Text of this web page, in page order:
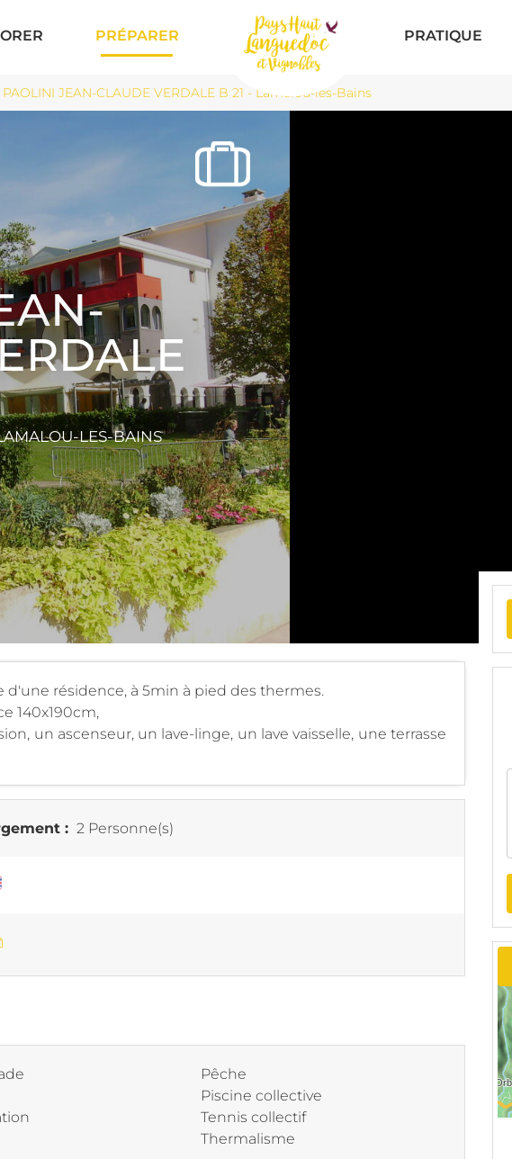
PRÉPARER PRATIQUE
PAOLINI JEAN-CLAUDE VERDALE B 21 - Lamalou-les-Bains
LES-BAINS
d'une résidence, à 5min à pied des thermes.
140x190cm,
un ascenseur, un lave-linge, un lave vaisselle, une terrasse
: 2 Personne(s)
Pêche
Piscine collective
Tennis collectif
Thermalisme